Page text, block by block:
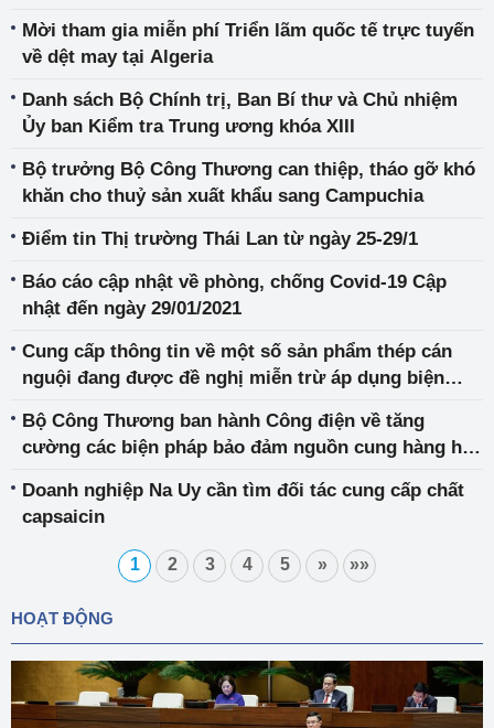
Mời tham gia miễn phí Triển lãm quốc tế trực tuyến
về dệt may tại Algeria
Danh sách Bộ Chính trị, Ban Bí thư và Chủ nhiệm
Ủy ban Kiểm tra Trung ương khóa XIII
Bộ trưởng Bộ Công Thương can thiệp, tháo gỡ khó
khăn cho thuỷ sản xuất khẩu sang Campuchia
Điểm tin Thị trường Thái Lan từ ngày 25-29/1
Báo cáo cập nhật về phòng, chống Covid-19 Cập
nhật đến ngày 29/01/2021
Cung cấp thông tin về một số sản phẩm thép cán
nguội đang được đề nghị miễn trừ áp dụng biện
Bộ Công Thương ban hành Công điện về tăng
cường các biện pháp bảo đảm nguồn cung hàng hóa
dịch Covid-19
Doanh nghiệp Na Uy cần tìm đối tác cung cấp chất
capsaicin
1 2 3 4 5 » »»
HOẠT ĐỘNG